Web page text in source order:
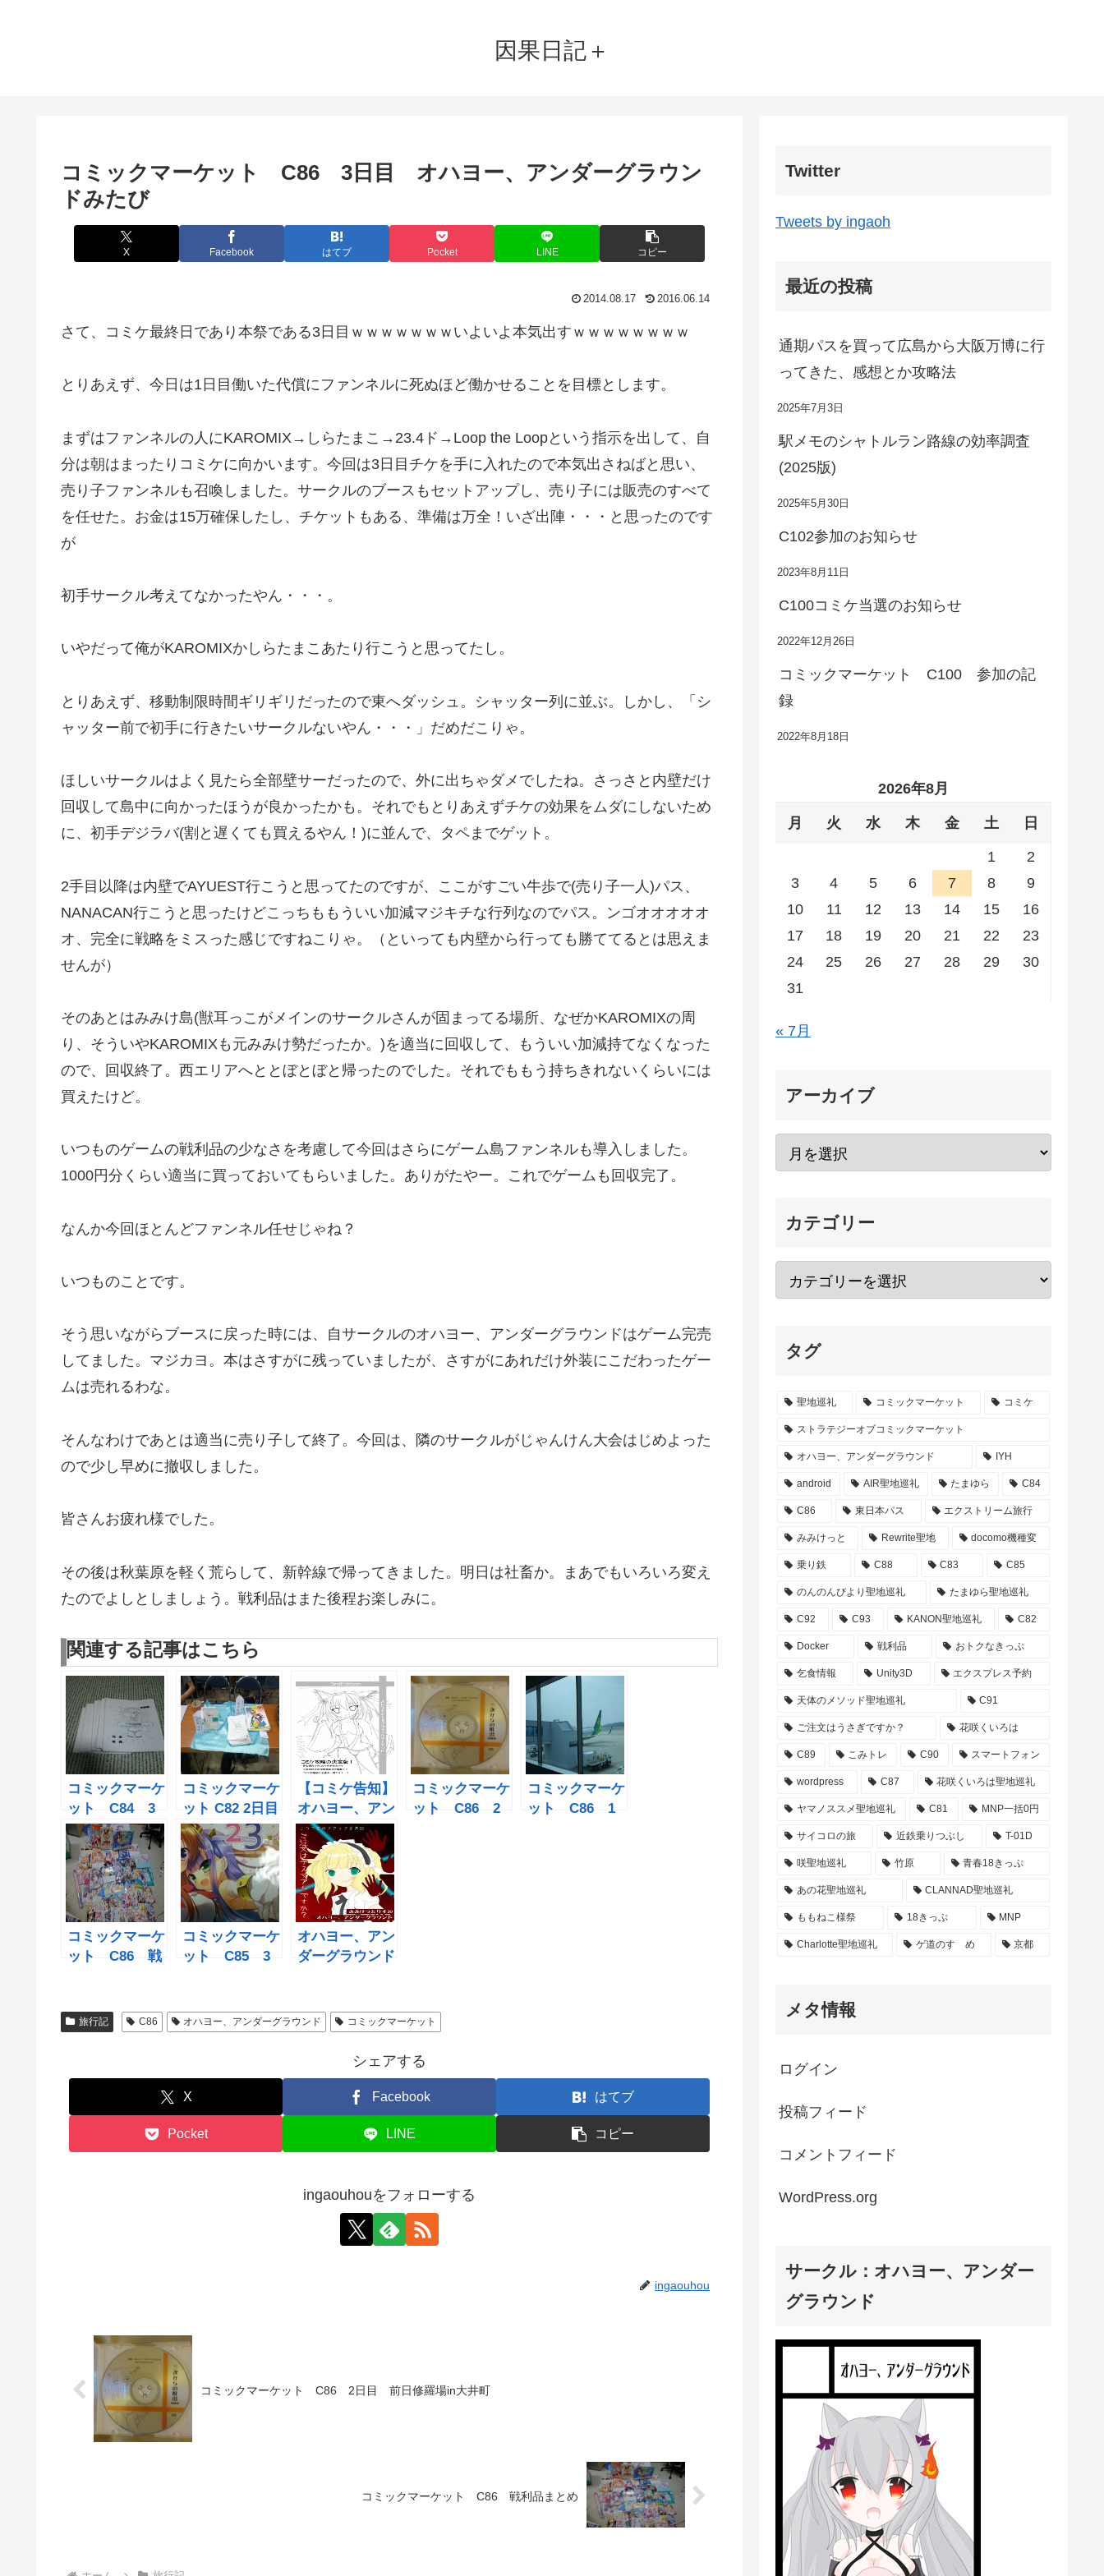
因果日記＋
コミックマーケット C86 3日目 オハヨー、アンダーグラウン
ドみたび
X Facebook はてブ Pocket LINE コピー
2014.08.17 2016.06.14
さて、コミケ最終日であり本祭である3日目ｗｗｗｗｗｗｗいよいよ本気出すｗｗｗｗｗｗｗｗ
とりあえず、今日は1日目働いた代償にファンネルに死ぬほど働かせることを目標とします。
まずはファンネルの人にKAROMIX→しらたまこ→23.4ド→Loop the Loopという指示を出して、自
分は朝はまったりコミケに向かいます。今回は3日目チケを手に入れたので本気出さねばと思い、
売り子ファンネルも召喚しました。サークルのブースもセットアップし、売り子には販売のすべて
を任せた。お金は15万確保したし、チケットもある、準備は万全！いざ出陣・・・と思ったのです
が
初手サークル考えてなかったやん・・・。
いやだって俺がKAROMIXかしらたまこあたり行こうと思ってたし。
とりあえず、移動制限時間ギリギリだったので東へダッシュ。シャッター列に並ぶ。しかし、「シ
ャッター前で初手に行きたいサークルないやん・・・」だめだこりゃ。
ほしいサークルはよく見たら全部壁サーだったので、外に出ちゃダメでしたね。さっさと内壁だけ
回収して島中に向かったほうが良かったかも。それでもとりあえずチケの効果をムダにしないため
に、初手デジラバ(割と遅くても買えるやん！)に並んで、タペまでゲット。
2手目以降は内壁でAYUEST行こうと思ってたのですが、ここがすごい牛歩で(売り子一人)パス、
NANACAN行こうと思ったけどこっちももういい加減マジキチな行列なのでパス。ンゴオオオオオ
オ、完全に戦略をミスった感じですねこりゃ。（といっても内壁から行っても勝ててるとは思えま
せんが）
そのあとはみみけ島(獣耳っこがメインのサークルさんが固まってる場所、なぜかKAROMIXの周
り、そういやKAROMIXも元みみけ勢だったか。)を適当に回収して、もういい加減持てなくなった
ので、回収終了。西エリアへととぼとぼと帰ったのでした。それでももう持ちきれないくらいには
買えたけど。
いつものゲームの戦利品の少なさを考慮して今回はさらにゲーム島ファンネルも導入しました。
1000円分くらい適当に買っておいてもらいました。ありがたやー。これでゲームも回収完了。
なんか今回ほとんどファンネル任せじゃね？
いつものことです。
そう思いながらブースに戻った時には、自サークルのオハヨー、アンダーグラウンドはゲーム完売
してました。マジカヨ。本はさすがに残っていましたが、さすがにあれだけ外装にこだわったゲー
ムは売れるわな。
そんなわけであとは適当に売り子して終了。今回は、隣のサークルがじゃんけん大会はじめよった
ので少し早めに撤収しました。
皆さんお疲れ様でした。
その後は秋葉原を軽く荒らして、新幹線で帰ってきました。明日は社畜か。まあでもいろいろ変え
たのでよしとしましょう。戦利品はまた後程お楽しみに。
関連する記事はこちら
コミックマーケ
ット C84 3
日目 オハヨ
ー、アンダーグ
ラウンド再び
コミックマーケ
ット C82 2日目
オハヨー、アン
ダーグラウンド
【コミケ告知】
オハヨー、アン
ダーグラウンド
in C86
コミックマーケ
ット C86 2
コミックマーケ
ット C86 1
コミックマーケ
ット C86 戦
コミックマーケ
ット C85 3
た日
オハヨー、アン
ダーグラウンド
旅行記 C86 オハヨー、アンダーグラウンド コミックマーケット
シェアする
X Facebook はてブ
Pocket LINE コピー
ingaouhouをフォローする
ingaouhou
コミックマーケット C86 2日目 前日修羅場in大井町
コミックマーケット C86 戦利品まとめ
Twitter
Tweets by ingaoh
最近の投稿
通期パスを買って広島から大阪万博に行
ってきた、感想とか攻略法
2025年7月3日
駅メモのシャトルラン路線の効率調査
(2025版)
2025年5月30日
C102参加のお知らせ
2023年8月11日
C100コミケ当選のお知らせ
2022年12月26日
コミックマーケット C100 参加の記
録
2022年8月18日
2026年8月
月 火 水 木 金 土 日
1
2
3
4 5 6 7 8
9
10
11 12 13 14 15
16
17
18 19 20 21 22
23
24
25 26 27 28 29
30
31
« 7月
アーカイブ
カテゴリー
タグ
聖地巡礼 コミックマーケット コミケ
ストラテジーオブコミックマーケット
オハヨー、アンダーグラウンド IYH
android AIR聖地巡礼 たまゆら C84
C86 東日本パス エクストリーム旅行
みみけっと Rewrite聖地 docomo機種変
乗り鉄 C88 C83 C85
のんのんびより聖地巡礼 たまゆら聖地巡礼
C92 C93 KANON聖地巡礼 C82
Docker 戦利品 おトクなきっぷ
乞食情報 Unity3D エクスプレス予約
天体のメソッド聖地巡礼 C91
ご注文はうさぎですか？ 花咲くいろは
C89 こみトレ C90 スマートフォン
wordpress C87 花咲くいろは聖地巡礼
ヤマノススメ聖地巡礼 C81 MNP一括0円
サイコロの旅 近鉄乗りつぶし T-01D
咲聖地巡礼 竹原 青春18きっぷ
あの花聖地巡礼 CLANNAD聖地巡礼
ももねこ様祭 18きっぷ MNP
Charlotte聖地巡礼 ゲ道のすゝめ 京都
メタ情報
ログイン
投稿フィード
コメントフィード
WordPress.org
サークル：オハヨー、アンダー
グラウンド